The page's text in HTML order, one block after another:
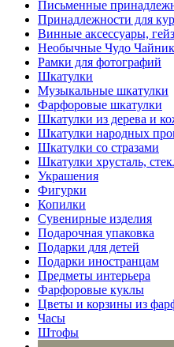
Письменные
Принадлежности для
Винные аксессуары,
Необычные Чудо
Рамки для фотографий
Шкатулки
Музыкальные шкатулки
Фарфоровые шкатулки
Шкатулки из дерева и
Шкатулки народных
Шкатулки со стразами
Шкатулки хрусталь,
Украшения
Фигурки
Копилки
Сувенирные изделия
Подарочная упаковка
Подарки для детей
Подарки иностранцам
Предметы интерьера
Фарфоровые куклы
Цветы и корзины из
Часы
Штофы